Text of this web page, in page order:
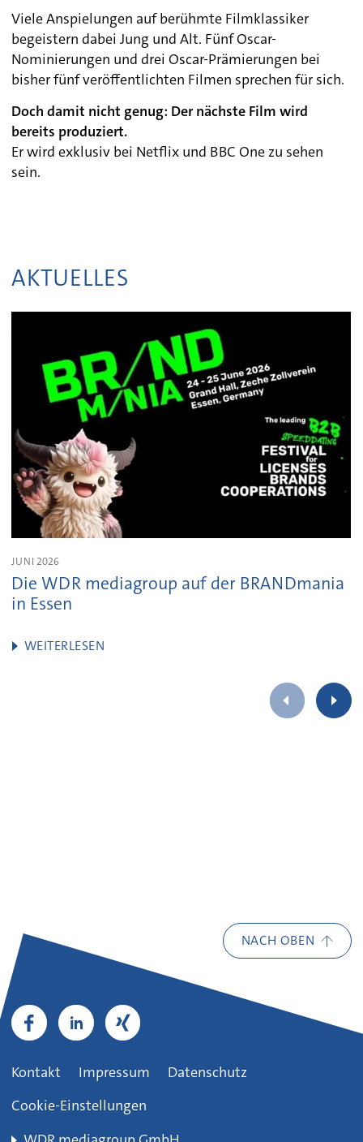
Viele Anspielungen auf berühmte Filmklassiker
begeistern dabei Jung und Alt. Fünf Oscar-
Nominierungen und drei Oscar-Prämierungen bei
bisher fünf veröffentlichten Filmen sprechen für sich.
Doch damit nicht genug: Der nächste Film wird
bereits produziert.
Er wird exklusiv bei Netflix und BBC One zu sehen
sein.
AKTUELLES
JUNI 2026
Die WDR mediagroup auf der BRANDmania
in Essen
WEITERLESEN
Kontakt Impressum Datenschutz
Cookie-Einstellungen
NACH OBEN